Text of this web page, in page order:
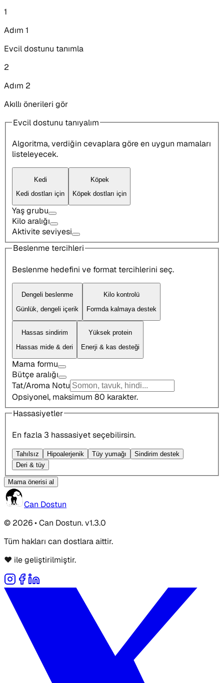
1
Adım 1
Evcil dostunu tanımla
2
Adım 2
Akıllı önerileri gör
Evcil dostunu tanıyalım
Algoritma, verdiğin cevaplara göre en uygun mamaları
listeleyecek.
Kedi
Kedi dostları için
Köpek
Köpek dostları için
Yaş grubu
Kilo aralığı
Aktivite seviyesi
Beslenme tercihleri
Beslenme hedefini ve format tercihlerini seç.
Dengeli beslenme
Günlük, dengeli içerik
Kilo kontrolü
Formda kalmaya destek
Hassas sindirim
Hassas mide & deri
Yüksek protein
Enerji & kas desteği
Mama formu
Bütçe aralığı
Tat/Aroma Notu
Opsiyonel, maksimum 80 karakter.
Hassasiyetler
En fazla 3 hassasiyet seçebilirsin.
Tahılsız Hipoalerjenik Tüy yumağı
Sindirim destek
Deri & tüy
Mama önerisi al
Can Dostun
© 2026 • Can Dostun. v1.3.0
Tüm hakları can dostlara aittir.
❤️ ile geliştirilmiştir.